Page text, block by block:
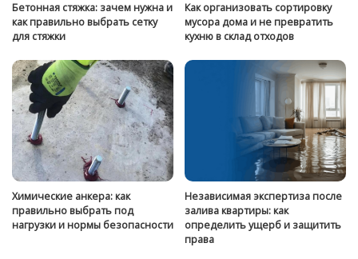
Бетонная стяжка: зачем нужна и
как правильно выбрать сетку
для стяжки
Как организовать сортировку
мусора дома и не превратить
кухню в склад отходов
Химические анкера: как
правильно выбрать под
нагрузки и нормы безопасности
Независимая экспертиза после
залива квартиры: как
определить ущерб и защитить
права